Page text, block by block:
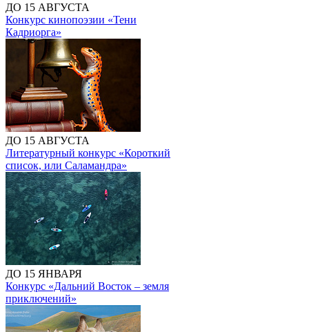
ДО 15 АВГУСТА
Конкурс кинопоэзии «Тени
Кадриорга»
ДО 15 АВГУСТА
Литературный конкурс «Короткий
список, или Саламандра»
ДО 15 ЯНВАРЯ
Конкурс «Дальний Восток – земля
приключений»